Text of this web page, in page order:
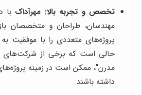
تخصص و تجربه بالا: مهرآداکبا
مهندسان، طراحان و متخصصان
پروژه‌های متعددی را با موفقیت به
حالی است که برخی از شرکت‌های
مدرن"، ممکن است در زمینه
داشته باشند.